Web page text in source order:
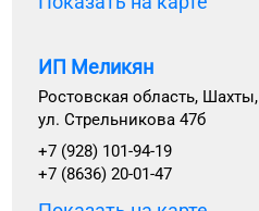
ИП Меликян
Ростовская область, Шахты,
ул. Стрельникова 47б
+7 (928) 101-94-19
+7 (8636) 20-01-47